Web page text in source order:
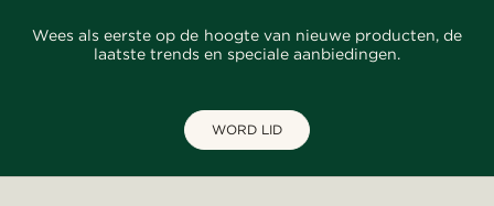
Wees als eerste op de hoogte van nieuwe producten, de
laatste trends en speciale aanbiedingen.
WORD LID